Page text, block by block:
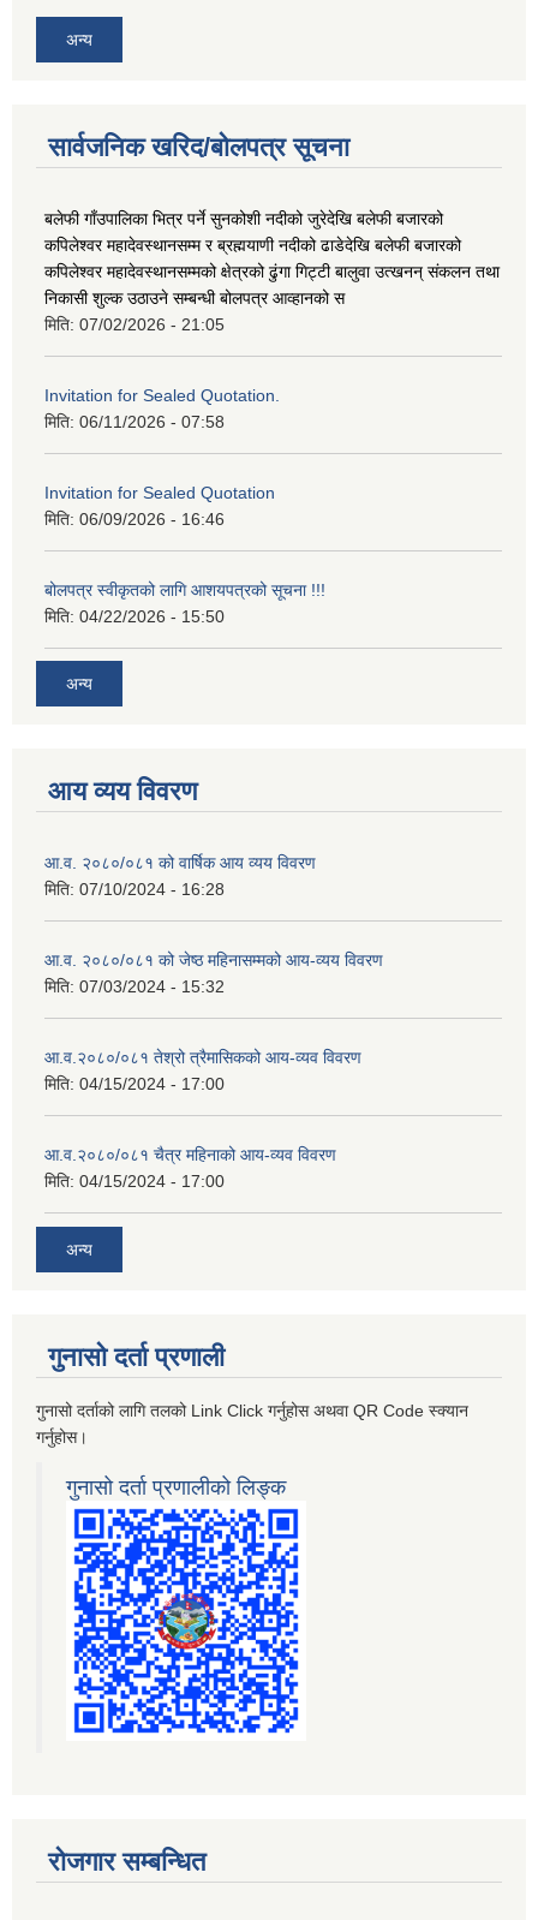
अन्य
सार्वजनिक खरिद/बोलपत्र सूचना
बलेफी गाँउपालिका भित्र पर्ने सुनकोशी नदीको जुरेदेखि बलेफी बजारको
कपिलेश्वर महादेवस्थानसम्म र ब्रह्मयाणी नदीको ढाडेदेखि बलेफी बजारको
कपिलेश्वर महादेवस्थानसम्मको क्षेत्रको ढुंगा गिट्टी बालुवा उत्खनन् संकलन तथा
निकासी शुल्क उठाउने सम्बन्धी बोलपत्र आव्हानको स
मिति: 07/02/2026 - 21:05
Invitation for Sealed Quotation.
मिति: 06/11/2026 - 07:58
Invitation for Sealed Quotation
मिति: 06/09/2026 - 16:46
बोलपत्र स्वीकृतको लागि आशयपत्रको सूचना !!!
मिति: 04/22/2026 - 15:50
अन्य
आय व्यय विवरण
आ.व. २०८०/०८१ को वार्षिक आय व्यय विवरण
मिति: 07/10/2024 - 16:28
आ.व. २०८०/०८१ को जेष्ठ महिनासम्मको आय-व्यय विवरण
मिति: 07/03/2024 - 15:32
आ.व.२०८०/०८१ तेश्रो त्रैमासिकको आय-व्यव विवरण
मिति: 04/15/2024 - 17:00
आ.व.२०८०/०८१ चैत्र महिनाको आय-व्यव विवरण
मिति: 04/15/2024 - 17:00
अन्य
गुनासो दर्ता प्रणाली
गुनासो दर्ताको लागि तलको Link Click गर्नुहोस अथवा QR Code स्क्यान
गर्नुहोस।
गुनासो दर्ता प्रणालीको लिङ्क
रोजगार सम्बन्धित